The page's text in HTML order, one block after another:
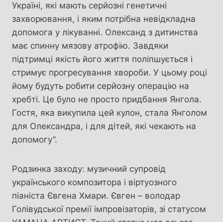
Україні, які мають серйозні генетичні
захворювання, і яким потрібна невідкладна
допомога у лікуванні. Олександ з дитинства
має спинну мязову атрофію. Завдяки
підтримці якість його життя поліпшується і
стримує прогресування хвороби. У цьому році
йому будуть робити серйозну операцію на
хребті. Це було не просто придбання Янгола.
Гостя, яка викупила цей кулон, стала Янголом
для Олександра, і для дітей, які чекають на
допомогу”.
Родзинка заходу: музичний супровід
українського композитора і віртуозного
піаніста Євгена Хмари. Євген – володар
Голівудської премії імпровізаторів, зі статусом